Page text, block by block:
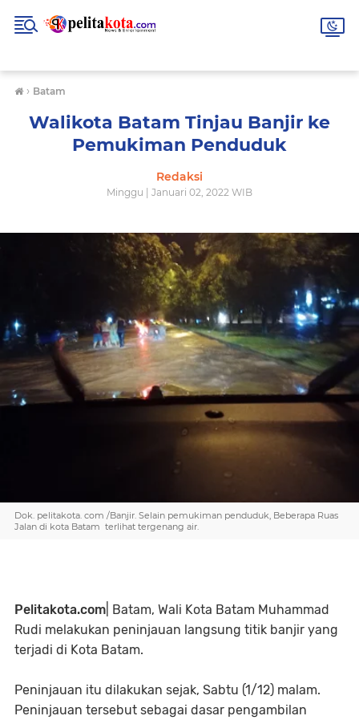
› Batam
Walikota Batam Tinjau Banjir ke
Pemukiman Penduduk
Redaksi
Minggu | Januari 02, 2022 WIB
Dok. pelitakota. com /Banjir. Selain pemukiman penduduk, Beberapa Ruas
Jalan di kota Batam terlihat tergenang air.
Pelitakota.com | Batam, Wali Kota Batam Muhammad
Rudi melakukan peninjauan langsung titik banjir yang
terjadi di Kota Batam.
Peninjauan itu dilakukan sejak, Sabtu (1/12) malam.
Peninjauan tersebut sebagai dasar pengambilan